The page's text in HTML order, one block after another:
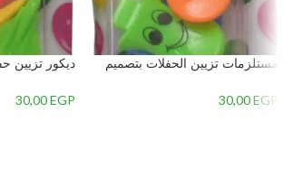
مستلزمات تزيين الحفلات بتصميم
الالوان – 2
30,00EGP
30,00EGP